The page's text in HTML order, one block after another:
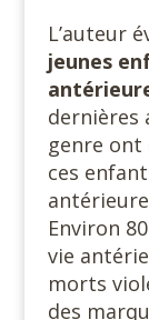
L’auteur
jeunes
dernières
genre ont
ces
Environ
vie
morts
des